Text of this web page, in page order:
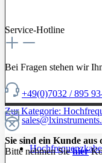
Zur Kategorie:
Service-Hotline
Bei Fragen stehen wir
+49(0)7032 / 895
Sie sind ein Kunde aus
Bitte nehmen Siehier